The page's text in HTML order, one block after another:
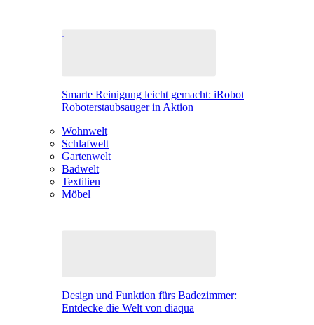
Smarte Reinigung leicht gemacht: iRobot
Roboterstaubsauger in Aktion
Wohnwelt
Schlafwelt
Gartenwelt
Badwelt
Textilien
Möbel
Design und Funktion fürs Badezimmer:
Entdecke die Welt von diaqua